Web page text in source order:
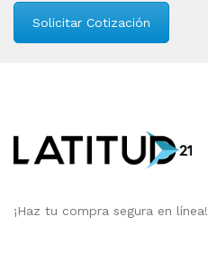
Solicitar Cotización
¡Haz tu compra segura en línea!